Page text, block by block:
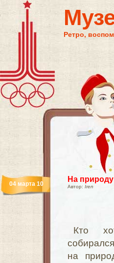
Ретро,
На
Автор: Iren
04 марта 10
Кто
на